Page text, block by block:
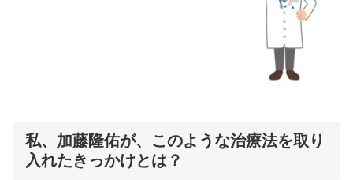
私、加藤隆佑が、このような治療法を取り
入れたきっかけとは？